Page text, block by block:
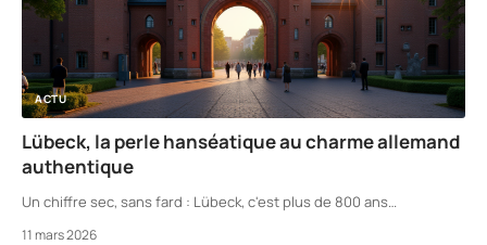
ACTU
Lübeck, la perle hanséatique au charme allemand
authentique
Un chiffre sec, sans fard : Lübeck, c'est plus de 800 ans…
11 mars 2026